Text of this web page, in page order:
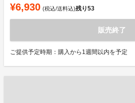
¥6,930 (税込/送料込)残り53
販売終了
ご提供予定時期：購入から1週間以内を予定